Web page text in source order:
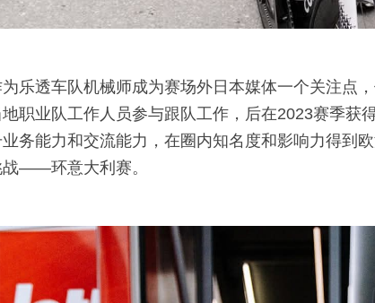
乐透车队机械师成为赛场外日本媒体一个关注点
职业队工作人员参与跟队工作，后在2023赛季
务能力和交流能力，在圈内知名度和影响力得到
战——环意大利赛。